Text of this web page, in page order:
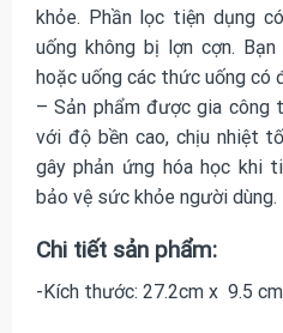
khỏe. Phần lọc tiện dụng
uống không bị lợn cợn.
hoặc uống các thức uống có
– Sản phẩm được gia
với độ bền cao, chịu nhiệt
gây phản ứng hóa học khi
bảo vệ sức khỏe người dùng.
Chi tiết sản phẩm:
-Kích thước: 27.2cm x 9.5